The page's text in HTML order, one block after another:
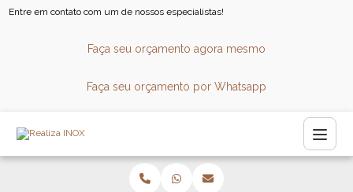
Entre em contato com um de nossos especialistas!
Faça seu orçamento agora mesmo
Faça seu orçamento por Whatsapp